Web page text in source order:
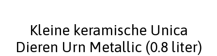
Kleine keramische Unica
Dieren Urn Metallic (0.8 liter)